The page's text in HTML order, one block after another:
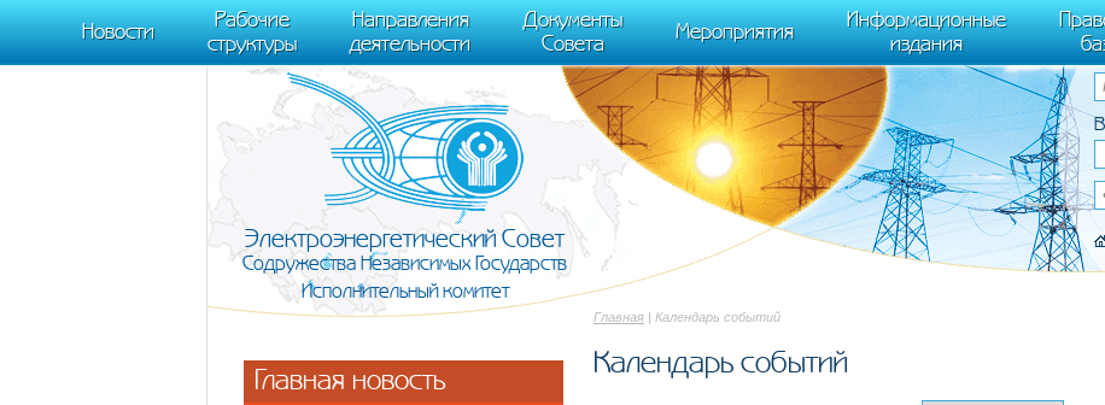
m[i].l=1*new Date(); for (var j = 0; j < document.scripts.length; j++) {if (document.scripts[j].src === r) { return; }}
document, "script", "https://mc.yandex.ru/metrika/tag.js", "ym"); ym(95911708, "init", { clickmap:true, trackLinks:true, accurateTrackBounce:true });
Новости
Рабочие
структуры
Направления
деятельности
Документы
Совета
Мероприятия
Информационные
издания
Электроэнергетический Совет
Содружества Независимых Государств
Исполнительный комитет
Главная | Календарь событий
Календарь событий
Главная новость